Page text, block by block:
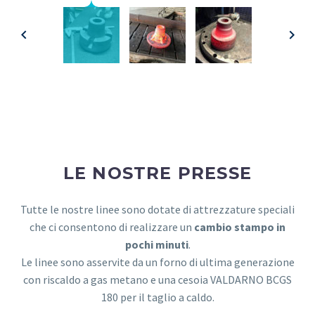
LE NOSTRE PRESSE
Tutte le nostre linee sono dotate di attrezzature speciali
che ci consentono di realizzare un cambio stampo in
pochi minuti.
Le linee sono asservite da un forno di ultima generazione
con riscaldo a gas metano e una cesoia VALDARNO BCGS
180 per il taglio a caldo.